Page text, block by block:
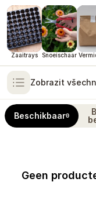
Zaaitrays Snoeischaar
Zobrazit
Beschikbaar0
Geen